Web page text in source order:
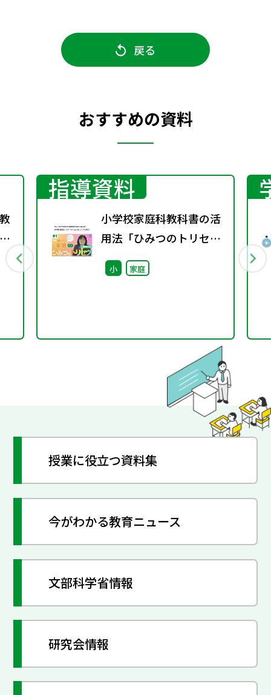
戻る
おすすめの資料
指導資料
小学校家庭科教科書の活
用法「ひみつのトリセ
ツ」
小 家庭
授業に役立つ資料集
今がわかる教育ニュース
文部科学省情報
研究会情報